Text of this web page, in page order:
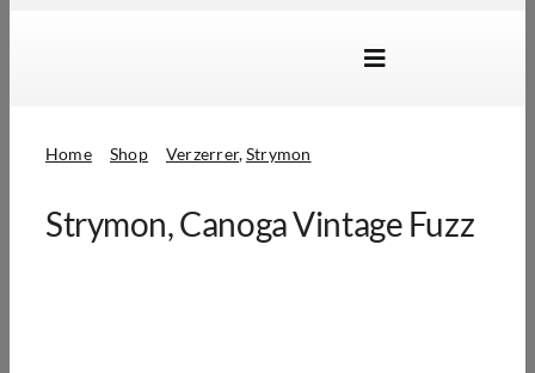
Toggle
Händlersuche
Home Shop Verzerrer Strymon
Strymon, Canoga Vintage Fuzz